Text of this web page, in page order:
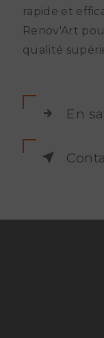
rapide et
Renov'Art
qualité
En